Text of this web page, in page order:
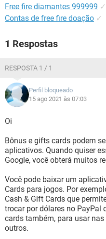
Free fire diamantes 999999 ✓
Contas de free fire doação ✓
1 Respostas
RESPOSTA 1 / 1
Perfil bloqueado
15 ago 2021 às 07:03
Oi
Bônus e gifts cards podem
aplicativos. Quando quiser
Google, você obterá muitos
Você pode baixar um
Cards para jogos. Por
Cash & Gift Cards que
trocar por dólares no PayPal
cards também, para usar
outros.